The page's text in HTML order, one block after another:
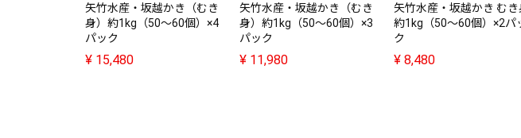
矢竹水産・坂越かき（むき
身）約1kg（50～60個）×4
パック
¥ 15,480
矢竹水産・坂越かき（むき
身）約1kg（50～60個）×3
パック
¥ 11,980
矢竹水産・坂越かき むき
約1kg（50～60個）×2パ
ク
¥ 8,480